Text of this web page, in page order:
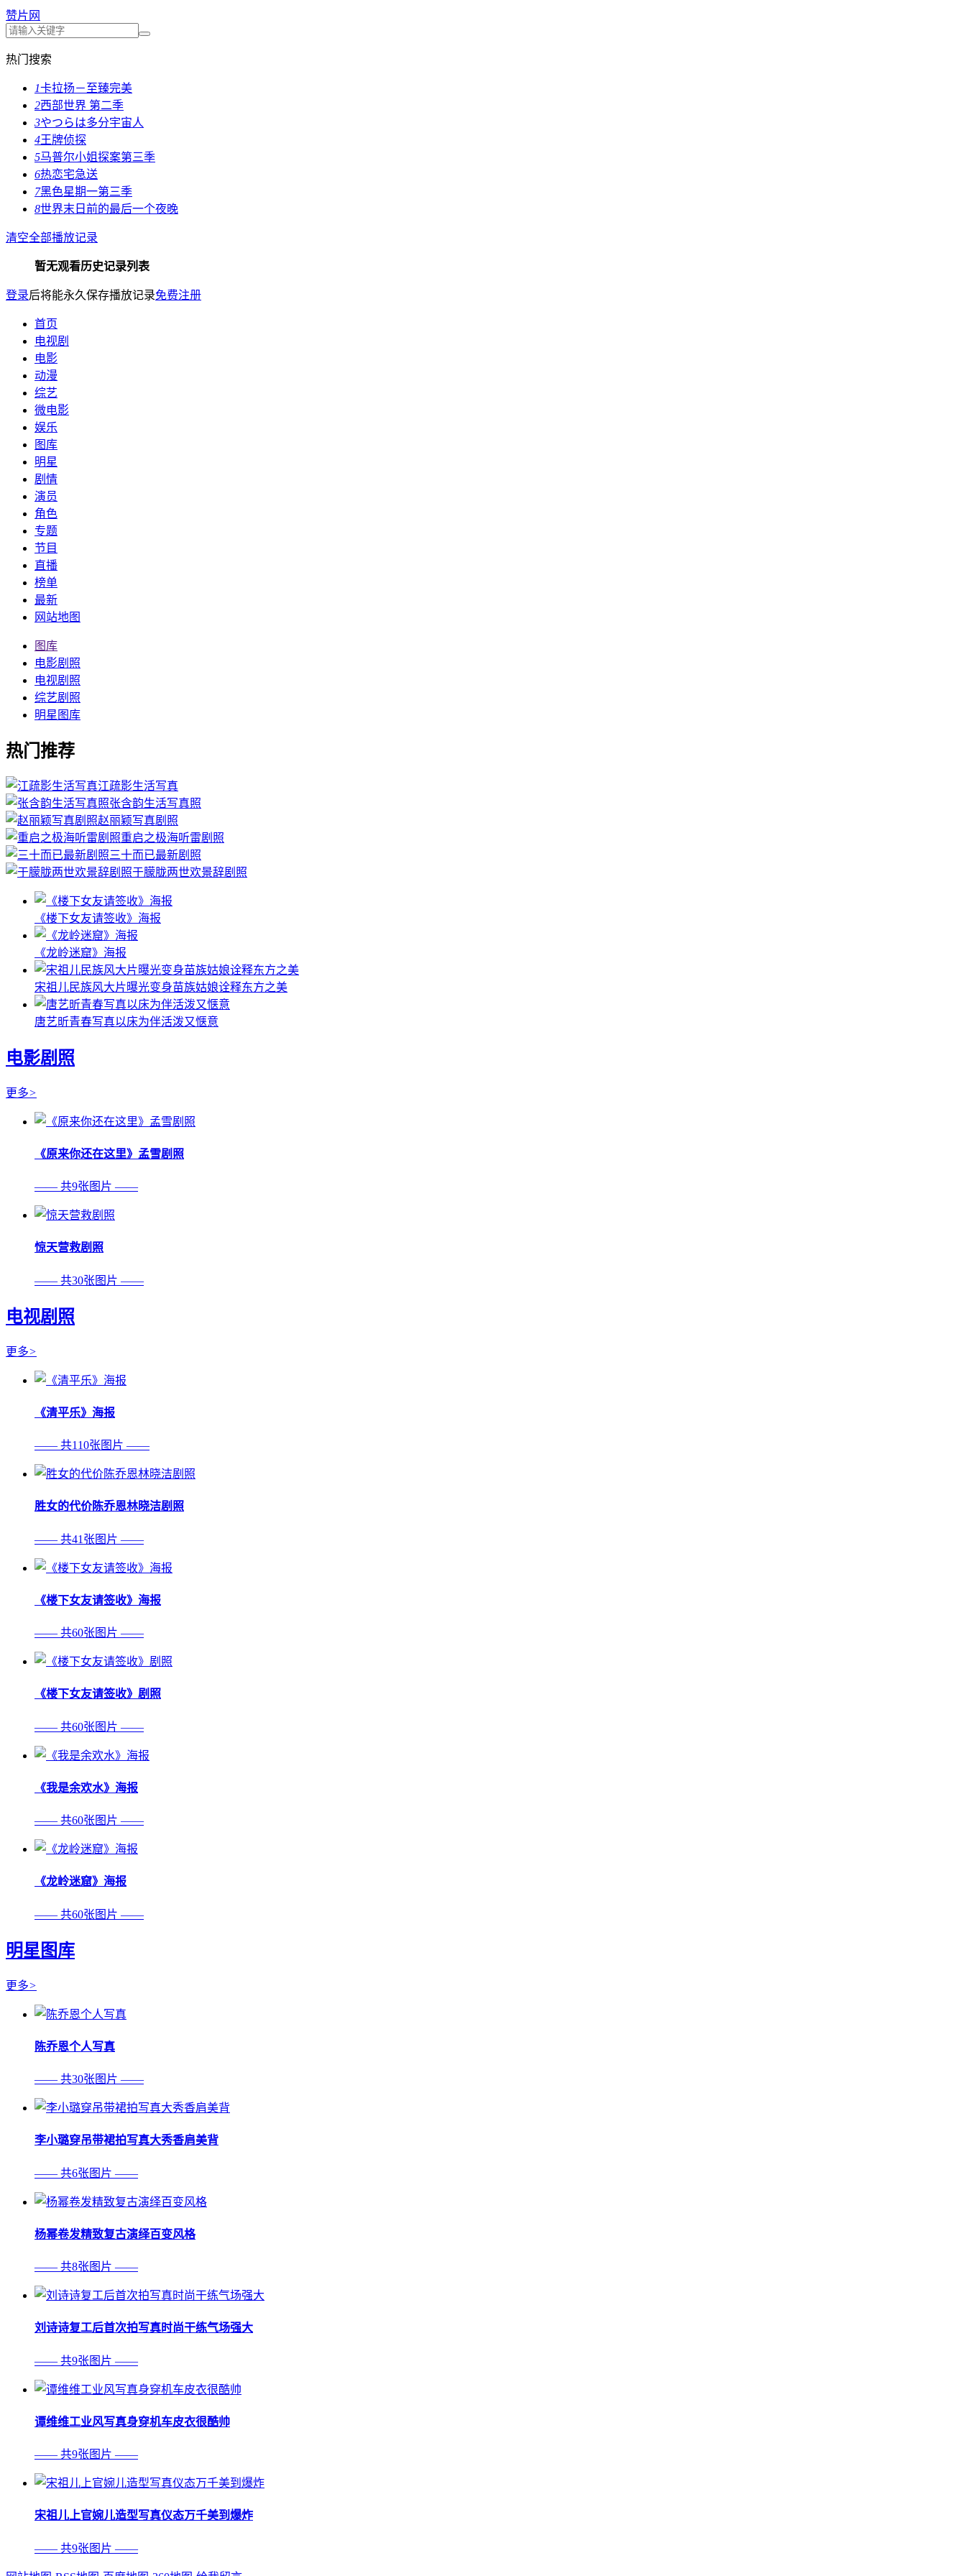
赞片网
热门搜索
1卡拉扬－至臻完美
2西部世界 第二季
3やつらは多分宇宙人
4王牌侦探
5马普尔小姐探案第三季
6热恋宅急送
7黑色星期一第三季
8世界末日前的最后一个夜晚
清空全部播放记录
暂无观看历史记录列表
登录后将能永久保存播放记录免费注册
首页
电视剧
电影
动漫
综艺
微电影
娱乐
图库
明星
剧情
演员
角色
专题
节目
直播
榜单
最新
网站地图
图库
电影剧照
电视剧照
综艺剧照
明星图库
热门推荐
江疏影生活写真
张含韵生活写真照
赵丽颖写真剧照
重启之极海听雷剧照
三十而已最新剧照
于朦胧两世欢景辞剧照
《楼下女友请签收》海报
《龙岭迷窟》海报
宋祖儿民族风大片曝光变身苗族姑娘诠释东方之美
唐艺昕青春写真以床为伴活泼又惬意
电影剧照
更多>
《原来你还在这里》孟雪剧照
—— 共9张图片 ——
惊天营救剧照
—— 共30张图片 ——
电视剧照
更多>
《清平乐》海报
—— 共110张图片 ——
胜女的代价陈乔恩林晓洁剧照
—— 共41张图片 ——
《楼下女友请签收》海报
—— 共60张图片 ——
《楼下女友请签收》剧照
—— 共60张图片 ——
《我是余欢水》海报
—— 共60张图片 ——
《龙岭迷窟》海报
—— 共60张图片 ——
明星图库
更多>
陈乔恩个人写真
—— 共30张图片 ——
李小璐穿吊带裙拍写真大秀香肩美背
—— 共6张图片 ——
杨幂卷发精致复古演绎百变风格
—— 共8张图片 ——
刘诗诗复工后首次拍写真时尚干练气场强大
—— 共9张图片 ——
谭维维工业风写真身穿机车皮衣很酷帅
—— 共9张图片 ——
宋祖儿上官婉儿造型写真仪态万千美到爆炸
—— 共9张图片 ——